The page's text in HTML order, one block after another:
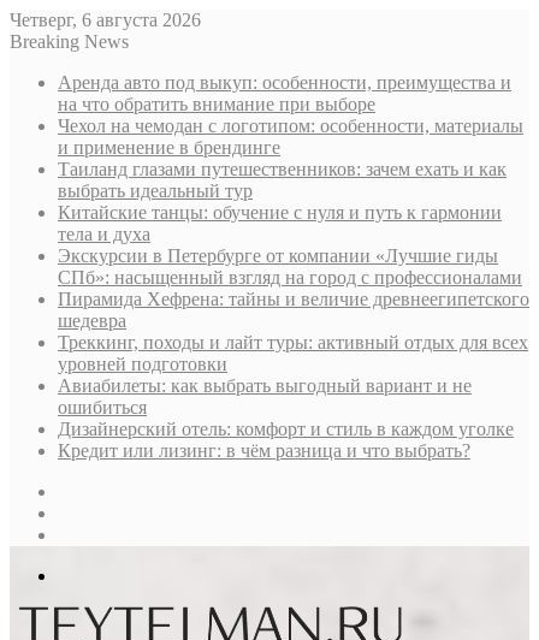
Четверг, 6 августа 2026
Breaking News
Аренда авто под выкуп: особенности, преимущества и
на что обратить внимание при выборе
Чехол на чемодан с логотипом: особенности, материалы
и применение в брендинге
Таиланд глазами путешественников: зачем ехать и как
выбрать идеальный тур
Китайские танцы: обучение с нуля и путь к гармонии
тела и духа
Экскурсии в Петербурге от компании «Лучшие гиды
СПб»: насыщенный взгляд на город с профессионалами
Пирамида Хефрена: тайны и величие древнеегипетского
шедевра
Треккинг, походы и лайт туры: активный отдых для всех
уровней подготовки
Авиабилеты: как выбрать выгодный вариант и не
ошибиться
Дизайнерский отель: комфорт и стиль в каждом уголке
Кредит или лизинг: в чём разница и что выбрать?